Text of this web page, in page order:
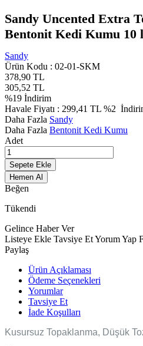
Sandy Uncented Extra
Bentonit Kedi Kumu 10
Sandy
Ürün Kodu : 02-01-SKM
378,90 TL
305,52 TL
%19 İndirim
Havale Fiyatı : 299,41 TL %2
Daha Fazla Sandy
Daha Fazla Bentonit Kedi Kumu
Adet
Sepete Ekle
Hemen Al
Beğen
Tükendi
Gelince Haber Ver
Listeye Ekle Tavsiye EtYorum Yap
Paylaş
Ürün Açıklaması
Ödeme Seçenekleri
Yorumlar
Tavsiye Et
İade Koşulları
Kusursuz Topaklanma, Düşük